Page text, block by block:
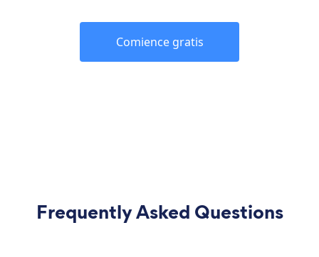
Comience gratis
Frequently Asked Questions